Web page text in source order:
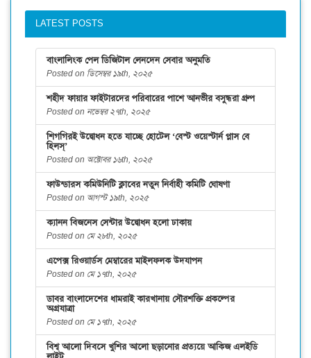
LATEST POSTS
বাংলালিংক পেল ডিজিটাল লেনদেন সেবার অনুমতি
Posted on ডিসেম্বর ১৯th, ২০২৫
শহীদ ফায়ার ফাইটারদের পরিবারের পাশে আনভীর বসুন্ধরা গ্রুপ
Posted on নভেম্বর ২৭th, ২০২৫
শিগগিরই উদ্বোধন হতে যাচ্ছে হোটেল ‘বেস্ট ওয়েস্টার্ন প্লাস বে
হিলস্’
Posted on অক্টোবর ১৬th, ২০২৫
ফাউন্ডারস কমিউনিটি ক্লাবের নতুন নির্বাহী কমিটি ঘোষণা
Posted on আগস্ট ১৯th, ২০২৫
ক্যানন বিজনেস সেন্টার উদ্বোধন হলো ঢাকায়
Posted on মে ২৮th, ২০২৫
এপেক্স রিওয়ার্ডস মেম্বারের মাইলফলক উদযাপন
Posted on মে ১৭th, ২০২৫
ডাবর বাংলাদেশের ধামরাই কারখানায় সৌরশক্তি প্রকল্পের
অগ্রযাত্রা
Posted on মে ১৭th, ২০২৫
বিশ্ব আলো দিবসে খুশির আলো ছড়ানোর প্রত্যয়ে আকিজ এলইডি